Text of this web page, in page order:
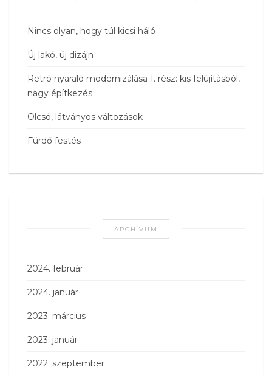
Nincs olyan, hogy túl kicsi háló
Új lakó, új dizájn
Retró nyaraló modernizálása 1. rész: kis felújításból,
nagy építkezés
Olcsó, látványos változások
Fürdő festés
ARCHÍVUM
2024. február
2024. január
2023. március
2023. január
2022. szeptember